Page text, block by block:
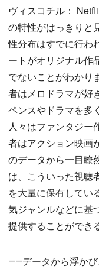
ヴィスコチル：
の特性がはっきりと
性分布はすでに行わ
ートがオリジナル作
でないことがわかり
者はメロドラマが好
ペンスやドラマを多
人々はファンタジー
者はアクション映画
のデータから一目瞭
は、こういった視聴
を大量に保有してい
気ジャンルなどに基
提供することができ
――データから浮か